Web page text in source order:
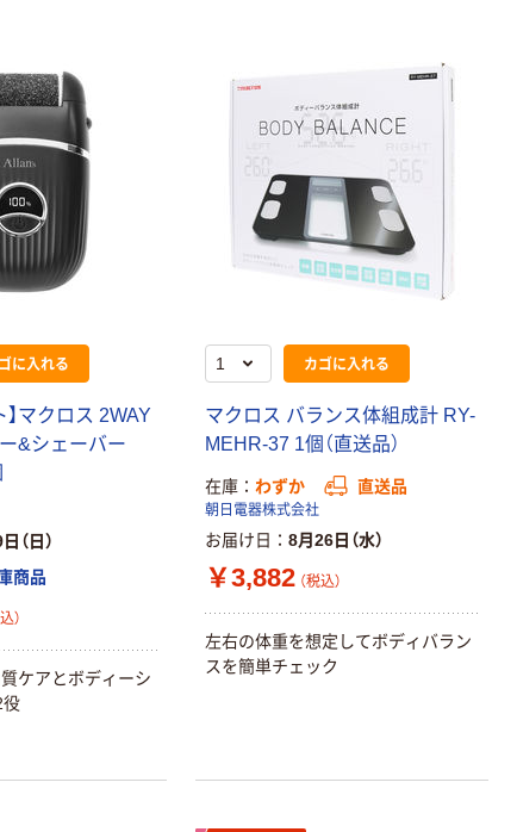
に入れる
】マクロス 2WAY
&シェーバー
（日）
商品
）
質ケアとボディーシ
役
カゴに入れる
マクロス バランス体組成計 RY-
MEHR-37 1個（直送品）
在庫 わずか 直送品
朝日電器株式会社
お届け日 8月26日（水）
￥3,882 （税込）
左右の体重を想定してボディバラン
スを簡単チェック
ほこり防止シャ
ッター付 T-
ST02 白 エレコ
￥1,445~
（税込）
本気プライス
朝日電器 各社共
通 掃除機パック